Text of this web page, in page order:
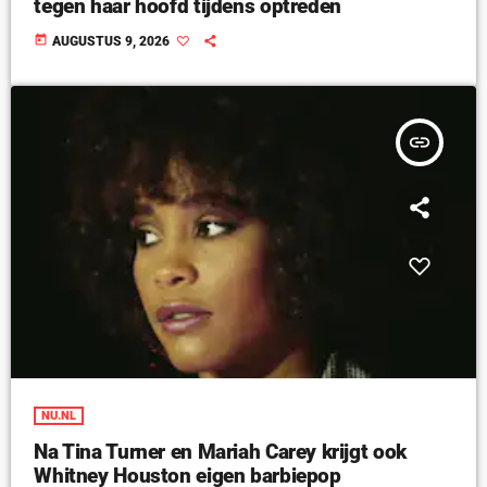
tegen haar hoofd tijdens optreden
today AUGUSTUS 9, 2026
insert_link
NU.NL
Na Tina Turner en Mariah Carey krijgt ook
Whitney Houston eigen barbiepop